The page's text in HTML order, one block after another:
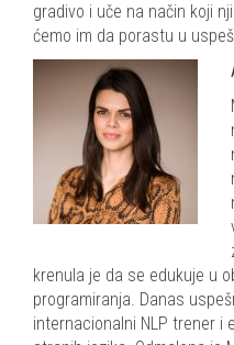
gradivo i uče na način koji
ćemo im da porastu u
krenula je da se edukuje u
programiranja. Danas
internacionalni NLP trener i